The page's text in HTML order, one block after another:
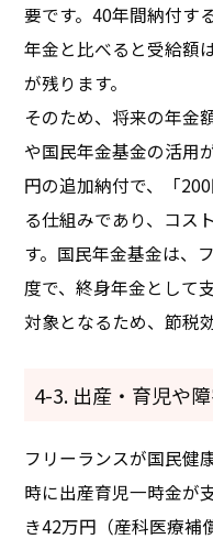
要です。40年間納付す
年金と比べると受給額
が残ります。
そのため、将来の年金
や国民年金基金の活用
円の追加納付で、「
る仕組みであり、コス
す。国民年金基金は、
度で、終身年金として
対象となるため、節税
4-3. 出産・育児や
フリーランスが国民健
時に出産育児一時金が
き42万円（産科医療補